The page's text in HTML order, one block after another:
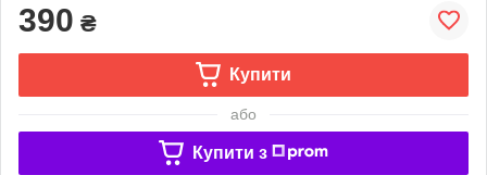
390 ₴
Купити
або
Купити з